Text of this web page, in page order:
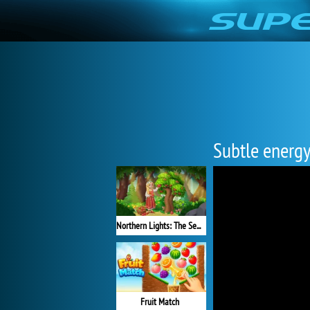
Subtle energy
Northern Lights: The Secret of the Forest
Fruit Match